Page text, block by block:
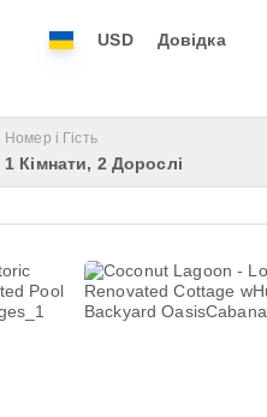
USD Довідка
Номер і Гість
1 Кімнати, 2 Дорослі